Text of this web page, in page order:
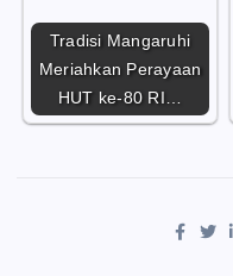
Tradisi Mangaruhi
Meriahkan Perayaan
HUT ke-80 RI…